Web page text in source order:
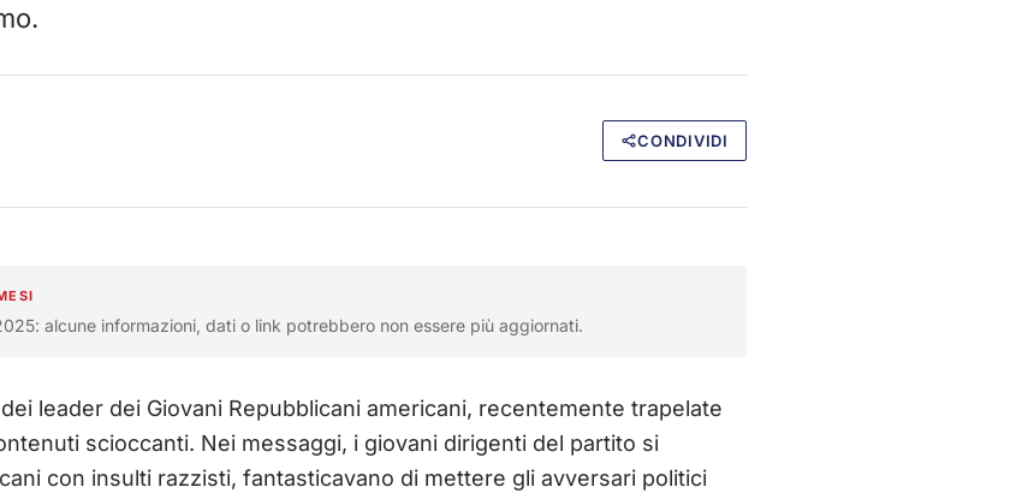
CONDIVIDI
alcune informazioni, dati o link potrebbero non essere più aggiornati.
leader dei Giovani Repubblicani americani, recentemente trapelate
scioccanti. Nei messaggi, i giovani dirigenti del partito si
con insulti razzisti, fantasticavano di mettere gli avversari politici